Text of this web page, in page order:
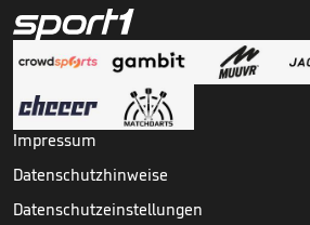
Impressum
Datenschutzhinweise
Datenschutzeinstellungen